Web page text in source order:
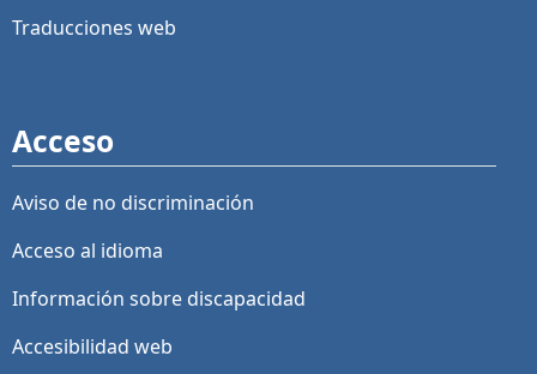
Traducciones web
Acceso
Aviso de no discriminación
Acceso al idioma
Información sobre discapacidad
Accesibilidad web